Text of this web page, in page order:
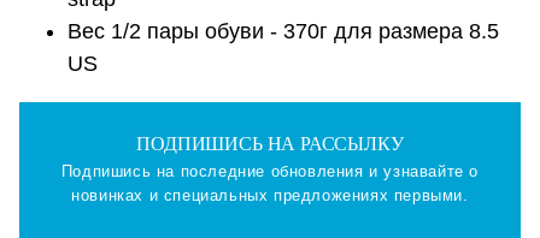
Вес 1/2 пары обуви - 370г для размера 8.5
US
ПОДПИШИСЬ НА РАССЫЛКУ
Подпишись на последние обновления и узнавайте о
новинках и специальных предложениях первыми.